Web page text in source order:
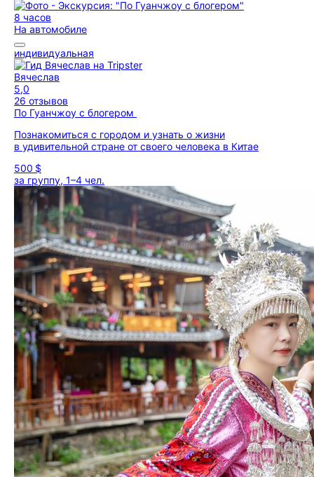
8 часов
На автомобиле
индивидуальная
Вячеслав
5,0
26 отзывов
По Гуанчжоу с блогером
Познакомиться с городом и узнать о жизни
в удивительной стране от своего человека в Китае
500 $
за группу, 1–4 чел.